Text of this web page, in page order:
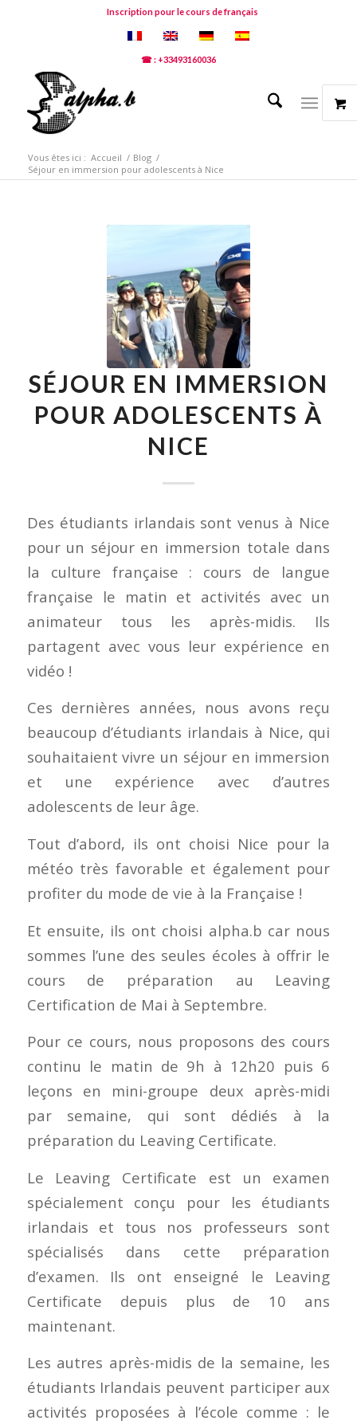
Inscription pour le cours de français
☎ : +33493160036
Vous êtes ici : Accueil / Blog /
Séjour en immersion pour adolescents à Nice
SÉJOUR EN IMMERSION
POUR ADOLESCENTS À
NICE
Des étudiants irlandais sont venus à Nice
pour un séjour en immersion totale dans
la culture française : cours de langue
française le matin et activités avec un
animateur tous les après-midis. Ils
partagent avec vous leur expérience en
vidéo !
Ces dernières années, nous avons reçu
beaucoup d’étudiants irlandais à Nice, qui
souhaitaient vivre un séjour en immersion
et une expérience avec d’autres
adolescents de leur âge.
Tout d’abord, ils ont choisi Nice pour la
météo très favorable et également pour
profiter du mode de vie à la Française !
Et ensuite, ils ont choisi alpha.b car nous
sommes l’une des seules écoles à offrir le
cours de préparation au Leaving
Certification de Mai à Septembre.
Pour ce cours, nous proposons des cours
continu le matin de 9h à 12h20 puis 6
leçons en mini-groupe deux après-midi
par semaine, qui sont dédiés à la
préparation du Leaving Certificate.
Le Leaving Certificate est un examen
spécialement conçu pour les étudiants
irlandais et tous nos professeurs sont
spécialisés dans cette préparation
d’examen. Ils ont enseigné le Leaving
Certificate depuis plus de 10 ans
maintenant.
Les autres après-midis de la semaine, les
étudiants Irlandais peuvent participer aux
activités proposées à l’école comme : le